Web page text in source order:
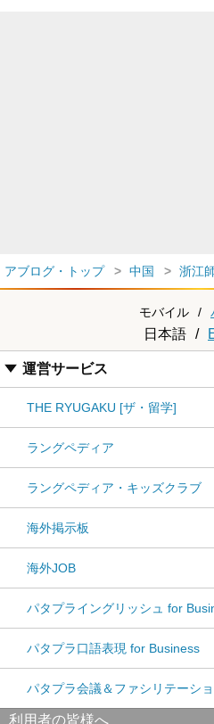
アブログ・トップ 中国 浙江
モバイル /
日本語 /
運営サービス
THE RYUGAKU [ザ・留学]
ラングペディア
ラングペディア・キッズクラブ
海外掲示板
海外JOB
パタプライングリッシュ for
パタプラ口語表現 for Business
パタプラ会議＆ファシリテーシ
利用者の皆様へ